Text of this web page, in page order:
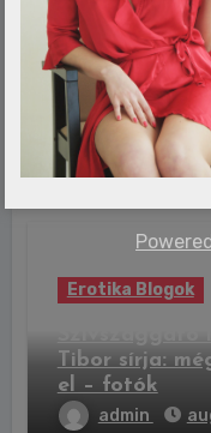
Erotika Blogok
Sziget
komoly
admin
Erotika Blogok
Tibor sírja:
el – fotók
admin